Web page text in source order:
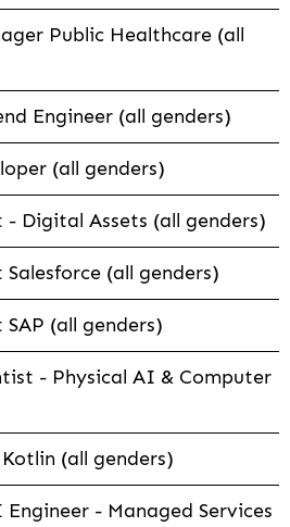
Public Healthcare (all
Engineer (all genders)
(all genders)
- Digital Assets (all genders)
(all genders)
(all genders)
- Physical AI & Computer
(all genders)
- Managed Services